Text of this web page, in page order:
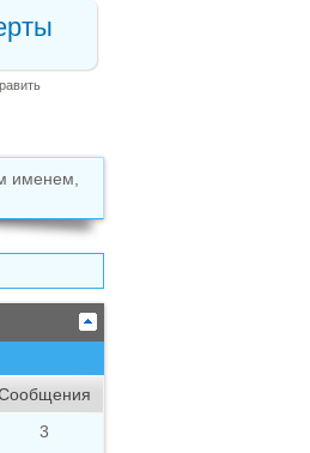
именем,
3